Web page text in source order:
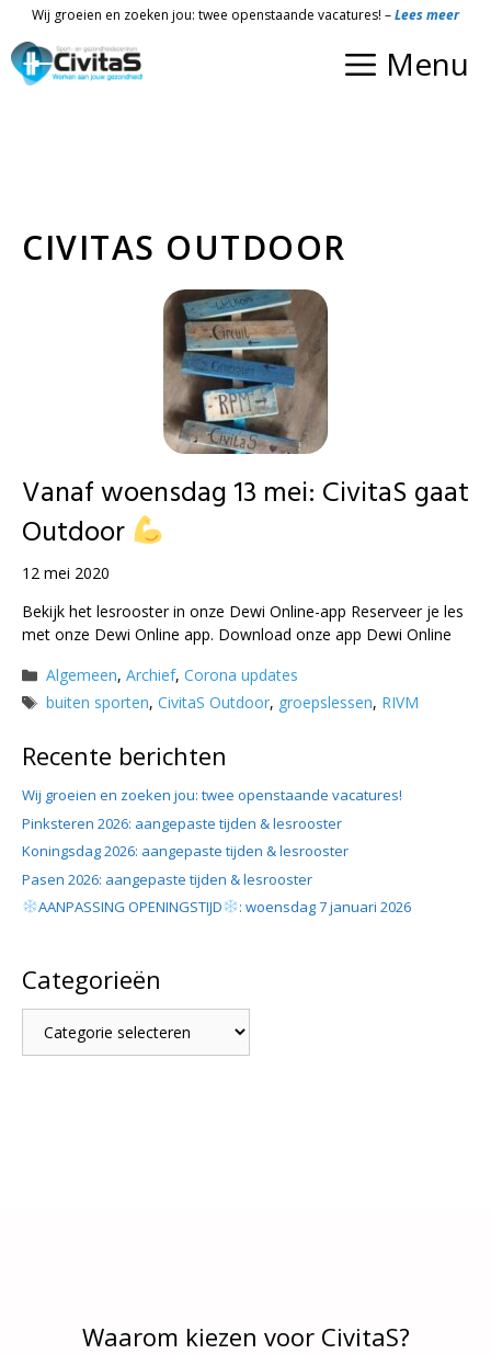
de
inhoud
Wij groeien en zoeken jou: twee openstaande vacatures! –Lees meer
Menu
CIVITAS OUTDOOR
Vanaf woensdag 13 mei: CivitaS gaat
Outdoor
12 mei 2020
Bekijk het lesrooster in onze Dewi Online-app Reserveer je les
met onze Dewi Online app. Download onze app Dewi Online
Categorieën
Algemeen,Archief,Corona updates
Tags
buiten sporten,CivitaS Outdoor, groepslessen, RIVM
Recente berichten
Wij groeien en zoeken jou: twee openstaande vacatures!
Pinksteren 2026: aangepaste tijden & lesrooster
Koningsdag 2026: aangepaste tijden & lesrooster
Pasen 2026: aangepaste tijden & lesrooster
AANPASSING OPENINGSTIJD
: woensdag 7 januari 2026
Categorieën
Waarom kiezen voor CivitaS?